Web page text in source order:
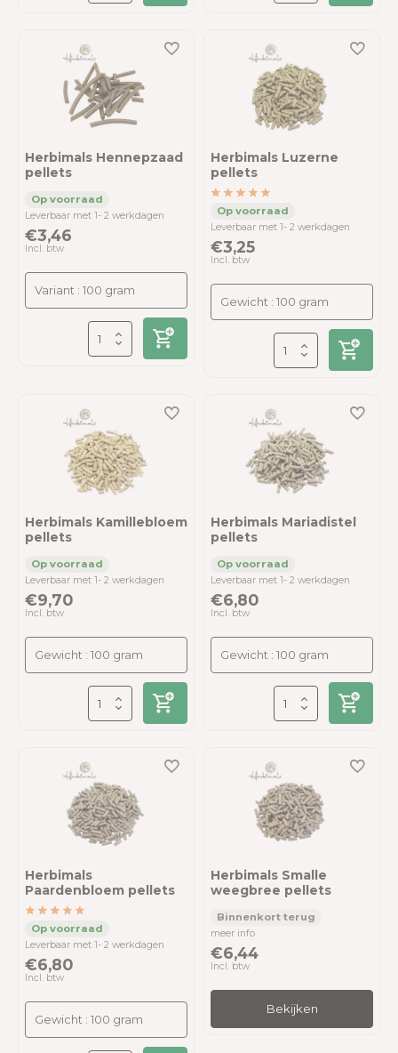
Herbimals Hennepzaad
pellets
Leverbaar met 1- 2 werkdagen
€3,46
Incl. btw
Herbimals Luzerne
pellets
Leverbaar met 1- 2 werkdagen
€3,25
Incl. btw
Herbimals Kamillebloem
pellets
Leverbaar met 1- 2 werkdagen
€9,70
Incl. btw
Herbimals Mariadistel
pellets
Leverbaar met 1- 2 werkdagen
€6,80
Incl. btw
Herbimals
Paardenbloem pellets
Leverbaar met 1- 2 werkdagen
€6,80
Incl. btw
Herbimals Smalle
weegbree pellets
meer info
€6,44
Incl. btw
Bekijken